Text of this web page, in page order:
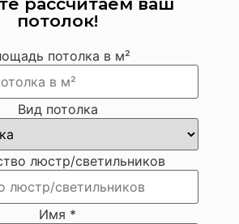
потолок!
потолка в м²
Вид потолка
люстр/светильников
Имя *